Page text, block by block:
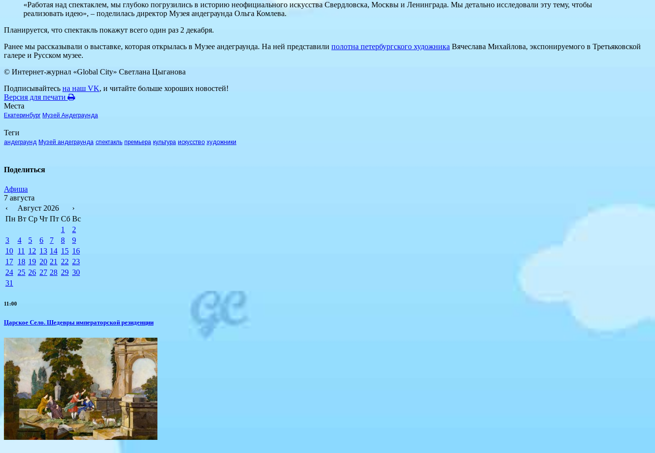
«Работая над спектаклем, мы глубоко погрузились в историю неофициального искусства Свердловска, Москвы и Ленинграда. Мы детально исследовали эту тему, чтобы
реализовать идею», – поделилась директор Музея андеграунда Ольга Комлева.
Планируется, что спектакль покажут всего один раз 2 декабря.
Ранее мы рассказывали о выставке, которая открылась в Музее андеграунда. На ней представили полотна петербургского художника Вячеслава Михайлова, экспонируемого в Третьяковской
галере и Русском музее.
© Интернет-журнал «Global City» Светлана Цыганова
Подписывайтесь на наш VK, и читайте больше хороших новостей!
Версия для печати
Места
Екатеринбург Музей Андеграунда
Теги
андеграунд Музей андеграунда спектакль премьера культура искусство художники
Поделиться
Афиша
7 августа
‹
Август 2026
›
Пн Вт Ср Чт Пт Сб Вс
1
2
3
4 5 6 7 8
9
10 11 12 13 14 15 16
17 18 19 20 21 22 23
24 25 26 27 28 29 30
31
11:00
Царское Село. Шедевры императорской резиденции